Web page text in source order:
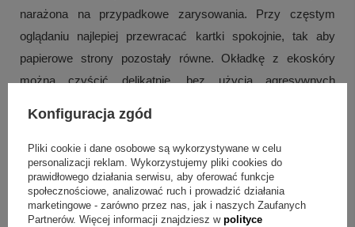
narażona na przypadkowe zarysowania. Przy częstym
oglądaniu najlepiej przewracać kartki spokojnie, tak aby
papierowe strony pozostały równe. Okładkę z ekoskóry
można czyścić delikatnie, bez użycia agresywnych
uroczystości wygodnym rozwiązaniem jest odkładanie księgi
do tekturowego pudełeczka producenta, które jest dołączone
do produktu.
Parametry produktu
Konfiguracja zgód
Pliki cookie i dane osobowe są wykorzystywane w celu
personalizacji reklam. Wykorzystujemy pliki cookies do
prawidłowego działania serwisu, aby oferować funkcje
społecznościowe, analizować ruch i prowadzić działania
marketingowe - zarówno przez nas, jak i naszych Zaufanych
Partnerów. Więcej informacji znajdziesz w polityce